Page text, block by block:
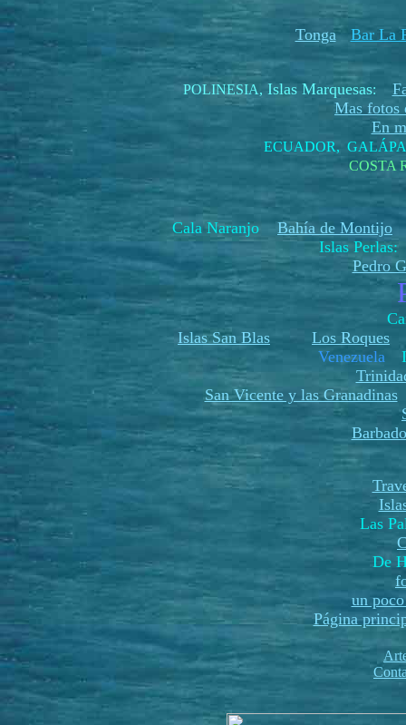
Tonga Bar La
POLINESIA, Islas Marquesas:
Mas fotos
En
ECUADOR,
COSTA
Cala NaranjoBahía de Montijo
Islas
Pedro
Islas San Blas
Los Roques
Venezuela
San Vicente y las Granadinas
Las
De
un
Página